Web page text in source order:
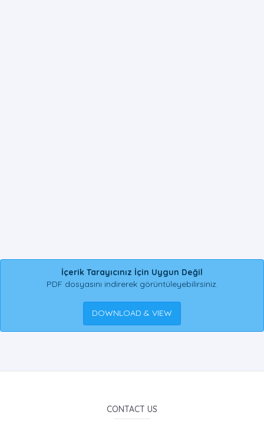
İçerik Tarayıcınız İçin Uygun Değil
PDF dosyasını indirerek görüntüleyebilirsiniz.
DOWNLOAD & VIEW
CONTACT US